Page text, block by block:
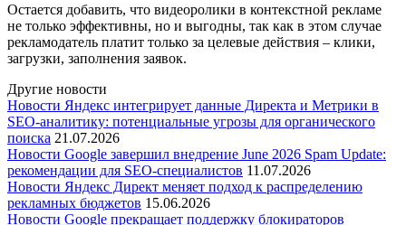
Остается добавить, что видеоролики в контекстной рекламе
не только эффективны, но и выгодны, так как в этом случае
рекламодатель платит только за целевые действия – клики,
загрузки, заполнения заявок.
Другие новости
Новости Яндекс интегрирует данные Директа и Метрики в
SEO-аналитику: потенциальные угрозы для органического
поиска 21.07.2026
Новости Google завершил внедрение June 2026 Spam Update:
рекомендации для SEO-специалистов 11.07.2026
Новости Яндекс Директ меняет подход к распределению
рекламных бюджетов 15.06.2026
Новости Google прекращает поддержку блокираторов